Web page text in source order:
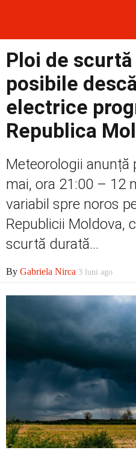
Prima
Politică
Externe
Social
Contact
Ploi de
posibile
electrice
Republica
Meteorologii anunță
mai, ora 21:00 – 12
variabil spre noros
Republicii Moldova,
scurtă durată...
By Gabriela Nirca 3 luni ago